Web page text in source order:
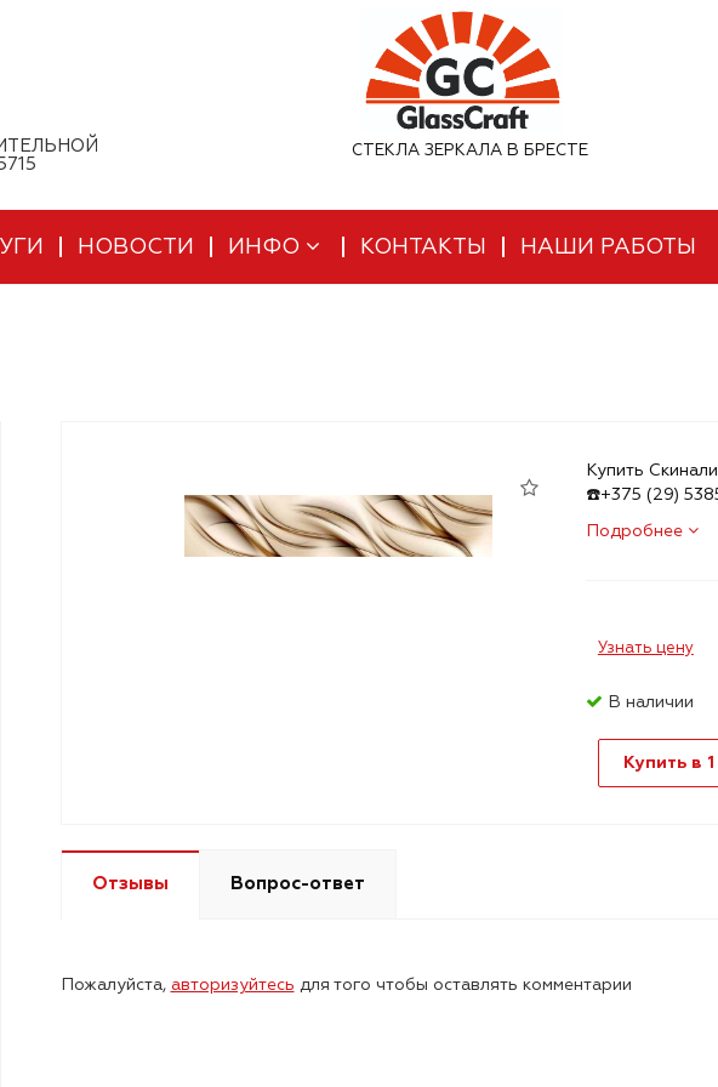
СТЕКЛА ЗЕРКАЛА В БРЕСТЕ
НОВОСТИ ИНФО КОНТАКТЫ НАШИ РАБОТЫ
Купить
☎️+375 (29)
Подробнее
Узнать цену
В наличии
Купить в
Отзывы Вопрос-ответ
Пожалуйста, авторизуйтесь для того чтобы оставлять комментарии